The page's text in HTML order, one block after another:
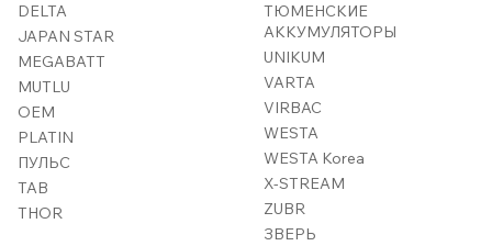
DELTA
JAPAN STAR
MEGABATT
MUTLU
OEM
PLATIN
ПУЛЬС
TAB
THOR
ТЮМЕНСКИЕ
АККУМУЛЯТОРЫ
UNIKUM
VARTA
VIRBAC
WESTA
WESTA Korea
X-STREAM
ZUBR
ЗВЕРЬ